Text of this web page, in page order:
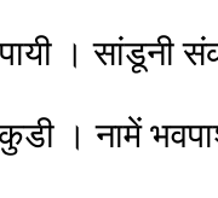
। सांडूनी
। नामें